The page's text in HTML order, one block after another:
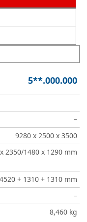
5**.000.000
–
9280 x 2500 x 3500
2350/1480 x 1290 mm
4520 + 1310 + 1310 mm
–
8,460 kg